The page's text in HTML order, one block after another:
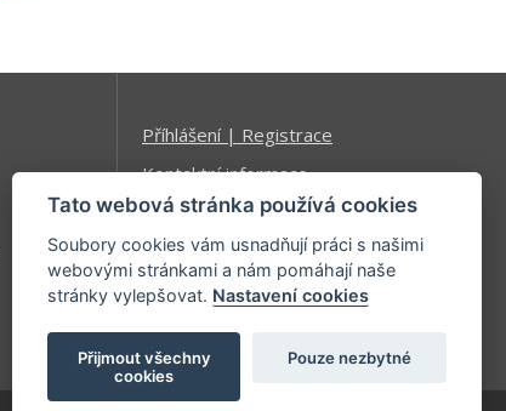
Příhlášení | Registrace
Kontaktní informace
Mapa stránek
Tato webová stránka používá cookies
Soubory cookies vám usnadňují práci s našimi
webovými stránkami a nám pomáhají naše
stránky vylepšovat. Nastavení cookies
Přijmout všechny
cookies
Pouze nezbytné